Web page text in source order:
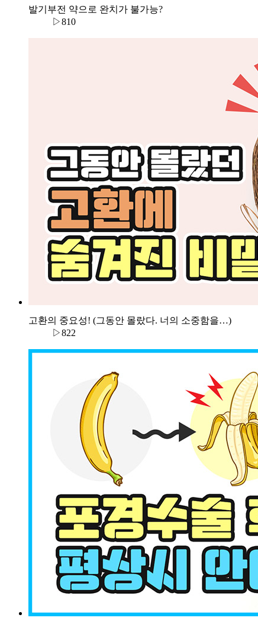
발기부전 약으로 완치가 불가능?
▷810
고환의 중요성! (그동안 몰랐다. 너의 소중함을…)
▷822